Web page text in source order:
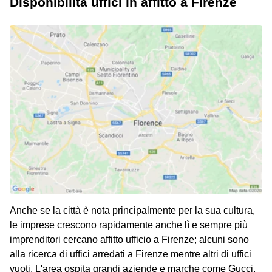
Anche se la città è nota principalmente per la sua cultura,
le imprese crescono rapidamente anche lì e sempre più
imprenditori cercano affitto ufficio a Firenze; alcuni sono
alla ricerca di uffici arredati a Firenze mentre altri di uffici
vuoti. L'area ospita grandi aziende e marche come Gucci,